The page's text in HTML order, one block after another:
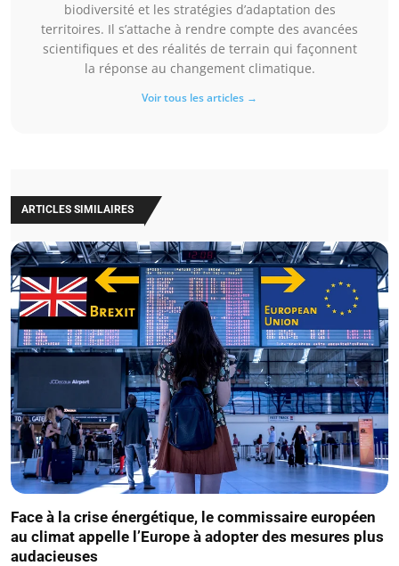
biodiversité et les stratégies d’adaptation des
territoires. Il s’attache à rendre compte des avancées
scientifiques et des réalités de terrain qui façonnent
la réponse au changement climatique.
Voir tous les articles →
ARTICLES SIMILAIRES
Face à la crise énergétique, le commissaire européen
au climat appelle l’Europe à adopter des mesures plus
audacieuses